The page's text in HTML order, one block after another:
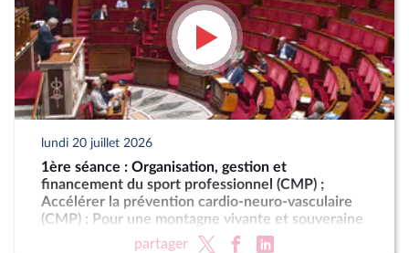
lundi 20 juillet 2026
1ère séance : Organisation, gestion et
financement du sport professionnel (CMP) ;
Accélérer la prévention cardio-neuro-vasculaire
(CMP) ; Pour une montagne vivante et souveraine
partager